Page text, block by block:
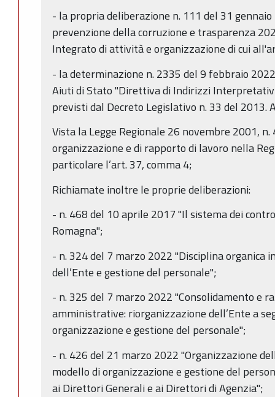
- la propria deliberazione n. 111 del 31
prevenzione della corruzione e trasparenza
Integrato di attività e organizzazione di cui
- la determinazione n. 2335 del 9 febbraio
Aiuti di Stato "Direttiva di Indirizzi
previsti dal Decreto Legislativo n. 33 del 2013.
Vista la Legge Regionale 26 novembre 2001,
organizzazione e di rapporto di lavoro nella
particolare l’art. 37, comma 4;
Richiamate inoltre le proprie deliberazioni:
- n. 468 del 10 aprile 2017 "Il sistema dei
Romagna";
- n. 324 del 7 marzo 2022 "Disciplina organica
dell’Ente e gestione del personale";
- n. 325 del 7 marzo 2022 "Consolidamento e
amministrative: riorganizzazione dell’Ente a
organizzazione e gestione del personale";
- n. 426 del 21 marzo 2022 "Organizzazione
modello di organizzazione e gestione del
ai Direttori Generali e ai Direttori di Agenzia";